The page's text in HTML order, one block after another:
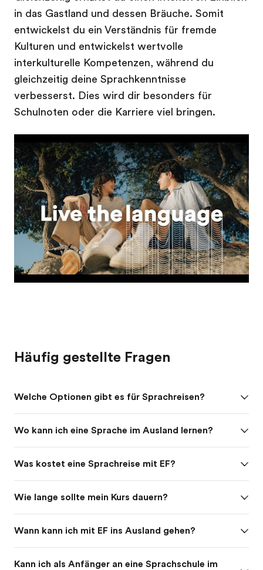
in das Gastland und dessen Bräuche. Somit
entwickelst du ein Verständnis für fremde
Kulturen und entwickelst wertvolle
interkulturelle Kompetenzen, während du
gleichzeitig deine Sprachkenntnisse
verbesserst. Dies wird dir besonders für
Schulnoten oder die Karriere viel bringen.
Play
Häufig gestellte Fragen
Welche Optionen gibt es für Sprachreisen?
Wo kann ich eine Sprache im Ausland lernen?
Was kostet eine Sprachreise mit EF?
Wie lange sollte mein Kurs dauern?
Wann kann ich mit EF ins Ausland gehen?
Kann ich als Anfänger an eine Sprachschule im